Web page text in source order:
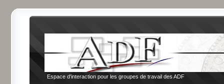
Espace d'interaction pour les groupes de travail des ADF